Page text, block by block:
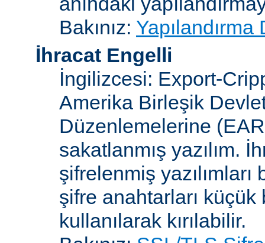
Bakınız: Yapılandırma
İhracat Engelli
İngilizcesi: Export-
Amerika Birleşik
Düzenlemelerine
sakatlanmış yazılım.
şifrelenmiş
şifre anahtarları
kullanılarak kırılabilir.